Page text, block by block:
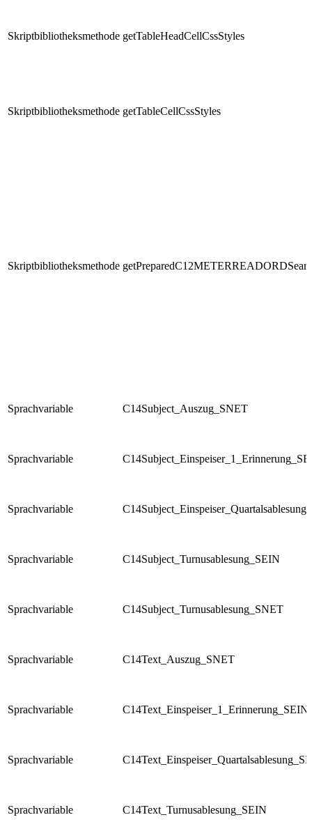
Skriptbibliotheksmethode getTableHeadCellCssStyles
Skriptbibliotheksmethode getTableCellCssStyles
Skriptbibliotheksmethode
Sprachvariable C14Subject_Auszug_SNET
Sprachvariable
Sprachvariable
Sprachvariable C14Subject_Turnusablesung_SEIN
Sprachvariable C14Subject_Turnusablesung_SNET
Sprachvariable C14Text_Auszug_SNET
Sprachvariable C14Text_Einspeiser_1_Erinnerung_SEIN
Sprachvariable
Sprachvariable C14Text_Turnusablesung_SEIN